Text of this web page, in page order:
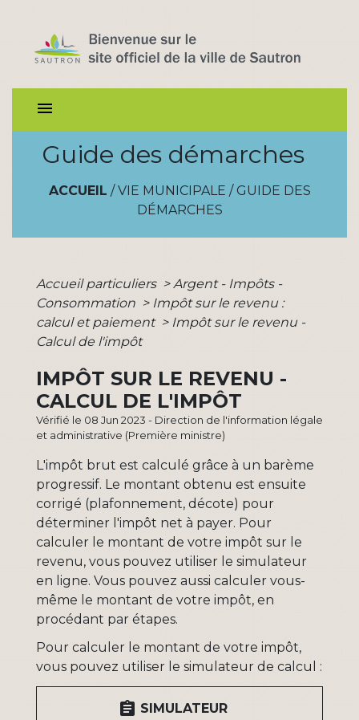
menu
Guide des démarches
ACCUEIL / VIE MUNICIPALE / GUIDE DES
DÉMARCHES
Accueil particuliers > Argent - Impôts -
Consommation > Impôt sur le revenu :
calcul et paiement > Impôt sur le revenu -
Calcul de l'impôt
IMPÔT SUR LE REVENU -
CALCUL DE L'IMPÔT
Vérifié le 08 Jun 2023 - Direction de l'information légale
et administrative (Première ministre)
L'impôt brut est calculé grâce à un barème
progressif. Le montant obtenu est ensuite
corrigé (plafonnement, décote) pour
déterminer l'impôt net à payer. Pour
calculer le montant de votre impôt sur le
revenu, vous pouvez utiliser le simulateur
en ligne. Vous pouvez aussi calculer vous-
même le montant de votre impôt, en
procédant par étapes.
Pour calculer le montant de votre impôt,
vous pouvez utiliser le simulateur de calcul :
assignment SIMULATEUR